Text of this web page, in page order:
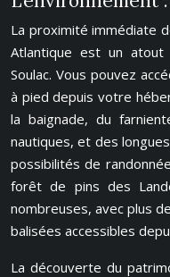
La proximité immédiate
Atlantique est un atout
Soulac. Vous pouvez
à pied depuis votre
la baignade, du
nautiques, et des
possibilités de
forêt de pins des
nombreuses, avec plus
balisées accessibles
La découverte du